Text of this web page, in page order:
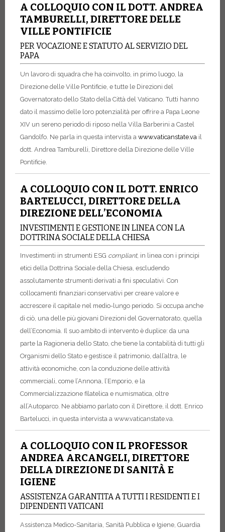
A COLLOQUIO CON IL DOTT. ANDREA
TAMBURELLI, DIRETTORE DELLE
VILLE PONTIFICIE
PER VOCAZIONE E STATUTO AL SERVIZIO DEL
PAPA
Un lavoro di squadra che ha coinvolto, in primo luogo, la
Direzione delle Ville Pontificie, e tutte le Direzioni del
Governatorato dello Stato della Città del Vaticano. Tutti hanno
dato il massimo delle loro potenzialità per offrire a Papa Leone
XIV un sereno periodo di riposo nella Villa Barberini a Castel
Gandolfo. Ne parla in questa intervista a www.vaticanstate.va il
dott. Andrea Tamburelli, Direttore della Direzione delle Ville
Pontificie.
A COLLOQUIO CON IL DOTT. ENRICO
BARTELUCCI, DIRETTORE DELLA
DIREZIONE DELL’ECONOMIA
INVESTIMENTI E GESTIONE IN LINEA CON LA
DOTTRINA SOCIALE DELLA CHIESA
Investimenti in strumenti ESG compliant, in linea con i principi
etici della Dottrina Sociale della Chiesa, escludendo
assolutamente strumenti derivati a fini speculativi. Con
collocamenti finanziari conservativi per creare valore e
accrescere il capitale nel medio-lungo periodo. Si occupa anche
di ciò, una delle più giovani Direzioni del Governatorato, quella
dell’Economia. Il suo ambito di intervento è duplice: da una
parte la Ragioneria dello Stato, che tiene la contabilità di tutti gli
Organismi dello Stato e gestisce il patrimonio, dall’altra, le
attività economiche, con la conduzione delle attività
commerciali, come l’Annona, l’Emporio, e la
Commercializzazione filatelica e numismatica, oltre
all’Autoparco. Ne abbiamo parlato con il Direttore, il dott. Enrico
Bartelucci, in questa intervista a www.vaticanstate.va.
A COLLOQUIO CON IL PROFESSOR
ANDREA ARCANGELI, DIRETTORE
DELLA DIREZIONE DI SANITÀ E
IGIENE
ASSISTENZA GARANTITA A TUTTI I RESIDENTI E I
DIPENDENTI VATICANI
Assistenza Medico-Sanitaria, Sanità Pubblica e Igiene, Guardia